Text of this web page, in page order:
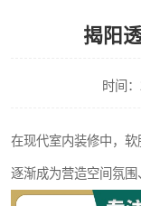
揭阳
时间
在现代室内装修中，软
逐渐成为营造空间氛围